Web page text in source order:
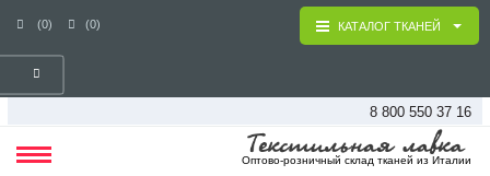
(0) (0)
8 800 550 37 16
Оптово-розничный склад тканей из Италии
КАТАЛОГ ТКАНЕЙ